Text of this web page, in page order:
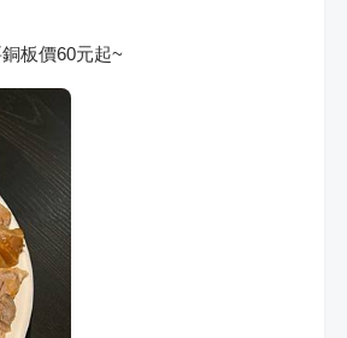
板價60元起~